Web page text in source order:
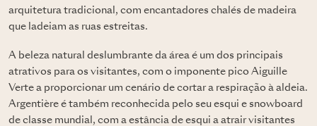
arquitetura tradicional, com encantadores chalés de madeira
que ladeiam as ruas estreitas.
A beleza natural deslumbrante da área é um dos principais
atrativos para os visitantes, com o imponente pico Aiguille
Verte a proporcionar um cenário de cortar a respiração à aldeia.
Argentière é também reconhecida pelo seu esqui e snowboard
de classe mundial, com a estância de esqui a atrair visitantes